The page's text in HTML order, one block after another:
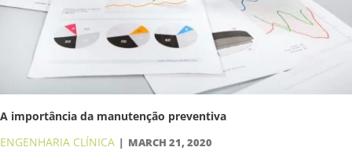
A importância da manutenção preventiva
ENGENHARIA CLÍNICA
MARCH 21, 2020